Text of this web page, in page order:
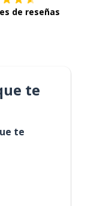
de reseñas
te
te